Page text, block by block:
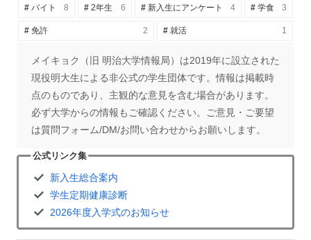
バイト 8 2年生 6 新入生にアンケート 4 学食 3
免許 2 就活 1
メイキョク（旧 明治大学情報局）は2019年に設立された
現役明大生による非公式の学生団体です。情報は掲載時
点のものであり、主観的な意見を含む場合があります。
必ず大学からの情報もご確認ください。ご意見・ご要望
は質問フォーム/DM/お問い合わせからお願いします。
公式リンク集
新入生総合案内
学生定期健康診断
2026年度入学式のお知らせ